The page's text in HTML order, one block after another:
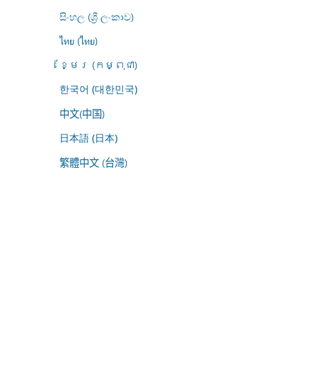
සිංහල (ශ්‍රී ලංකාව)
ไทย (ไทย)
ខ្មែរ (កម្ពុជា)
한국어 (대한민국)
中文(中国)
日本語 (日本)
繁體中文 (台灣)